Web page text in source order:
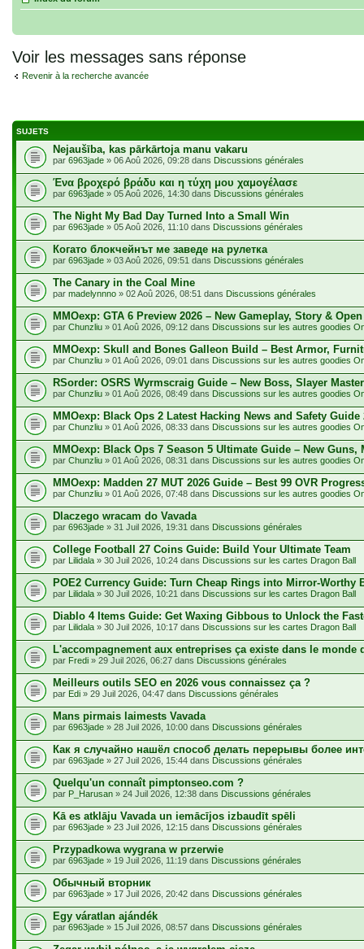
Voir les messages sans réponse
Revenir à la recherche avancée
SUJETS
Nejaušība, kas pārkārtoja manu vakaru
par 6963jade » 06 Aoû 2026, 09:28 dans Discussions générales
Ένα βροχερό βράδυ και η τύχη μου χαμογέλασε
par 6963jade » 05 Aoû 2026, 14:30 dans Discussions générales
The Night My Bad Day Turned Into a Small Win
par 6963jade » 05 Aoû 2026, 11:10 dans Discussions générales
Когато блокчейнът ме заведе на рулетка
par 6963jade » 03 Aoû 2026, 09:51 dans Discussions générales
The Canary in the Coal Mine
par madelynnno » 02 Aoû 2026, 08:51 dans Discussions générales
MMOexp: GTA 6 Preview 2026 – New Gameplay, Story &
par Chunzliu » 01 Aoû 2026, 09:12 dans Discussions sur les autres goodies
MMOexp: Skull and Bones Galleon Build – Best Armor,
par Chunzliu » 01 Aoû 2026, 09:01 dans Discussions sur les autres goodies
RSorder: OSRS Wyrmscraig Guide – New Boss, Slayer
par Chunzliu » 01 Aoû 2026, 08:49 dans Discussions sur les autres goodies
MMOexp: Black Ops 2 Latest Hacking News and Safety Guide
par Chunzliu » 01 Aoû 2026, 08:33 dans Discussions sur les autres goodies
MMOexp: Black Ops 7 Season 5 Ultimate Guide – New Guns,
par Chunzliu » 01 Aoû 2026, 08:31 dans Discussions sur les autres goodies
MMOexp: Madden 27 MUT 2026 Guide – Best 99 OVR
par Chunzliu » 01 Aoû 2026, 07:48 dans Discussions sur les autres goodies
Dlaczego wracam do Vavada
par 6963jade » 31 Juil 2026, 19:31 dans Discussions générales
College Football 27 Coins Guide: Build Your Ultimate Team
par Lilidala » 30 Juil 2026, 10:24 dans Discussions sur les cartes Dragon Ball
POE2 Currency Guide: Turn Cheap Rings into Mirror-Worthy
par Lilidala » 30 Juil 2026, 10:21 dans Discussions sur les cartes Dragon Ball
Diablo 4 Items Guide: Get Waxing Gibbous to Unlock the
par Lilidala » 30 Juil 2026, 10:17 dans Discussions sur les cartes Dragon Ball
L'accompagnement aux entreprises ça existe dans le monde
par Fredi » 29 Juil 2026, 06:27 dans Discussions générales
Meilleurs outils SEO en 2026 vous connaissez ça ?
par Edi » 29 Juil 2026, 04:47 dans Discussions générales
Mans pirmais laimests Vavada
par 6963jade » 28 Juil 2026, 10:00 dans Discussions générales
Как я случайно нашёл способ делать перерывы более
par 6963jade » 27 Juil 2026, 15:44 dans Discussions générales
Quelqu'un connaît pimptonseo.com ?
par P_Harusan » 24 Juil 2026, 12:38 dans Discussions générales
Kā es atklāju Vavada un iemācījos izbaudīt spēli
par 6963jade » 23 Juil 2026, 12:15 dans Discussions générales
Przypadkowa wygrana w przerwie
par 6963jade » 19 Juil 2026, 11:19 dans Discussions générales
Обычный вторник
par 6963jade » 17 Juil 2026, 20:42 dans Discussions générales
Egy váratlan ajándék
par 6963jade » 15 Juil 2026, 08:57 dans Discussions générales